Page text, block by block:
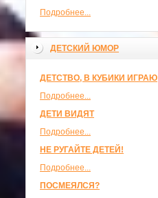
Подробнее...
ДЕТСКИЙ ЮМОР
ДЕТСТВО, В КУБИКИ ИГРАЮ
Подробнее...
ДЕТИ ВИДЯТ
Подробнее...
НЕ РУГАЙТЕ ДЕТЕЙ!
Подробнее...
ПОСМЕЯЛСЯ?